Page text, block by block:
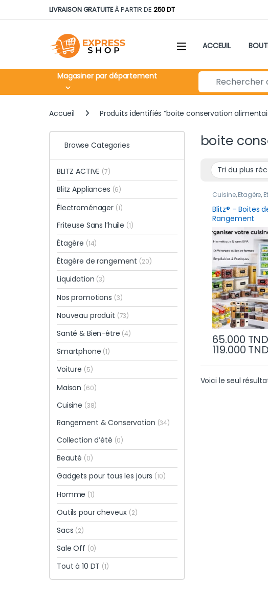
Skip to navigation
Skip to contentLIVRAISON GRATUITEÀ PARTIR DE 250 DT
ACCEUIL
Magasiner par département Search for:
Accueil Produits identifiés “boite conservation
boite
Cuisine,Étagère,
rangement ,
produit,
Conservation
Blitz® – Boites
Rangement
Hermétiques
Tailles Pour
Cuisine
Parfaite
65.000 TND
119.000 TND
Voici le seul
Browse Categories
BLITZ ACTIVE (7)
Blitz Appliances (6)
Électroménager (1)
Friteuse Sans l’huile (1)
Étagère (14)
Étagère de rangement (20)
Liquidation (3)
Nos promotions (3)
Nouveau produit (73)
Santé & Bien-être (4)
Smartphone (1)
Voiture (5)
Maison (60)
Cuisine (38)
Rangement & Conservation (34)
Collection d’été (0)
Beauté (0)
Gadgets pour tous les jours (10)
Homme (1)
Outils pour cheveux (2)
Sacs (2)
Sale Off (0)
Tout à 10 DT (1)